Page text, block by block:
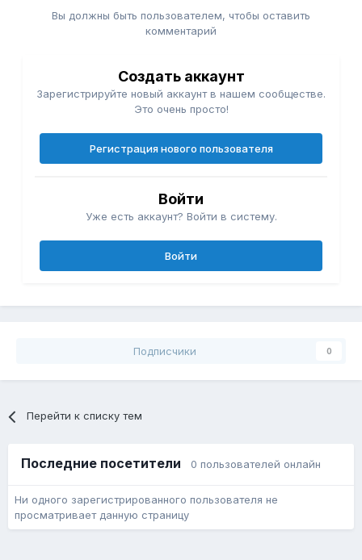
Вы должны быть пользователем, чтобы оставить
комментарий
Создать аккаунт
Зарегистрируйте новый аккаунт в нашем сообществе.
Это очень просто!
Регистрация нового пользователя
Войти
Уже есть аккаунт? Войти в систему.
Войти
Подписчики 0
Перейти к списку тем
Последние посетители 0 пользователей онлайн
Ни одного зарегистрированного пользователя не
просматривает данную страницу